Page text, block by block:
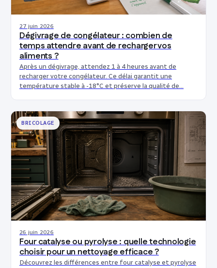
Dégivrage de congélateur : combien de
temps attendre avant de recharger vos
aliments ?
27 juin 2026
Après un dégivrage, attendez 1 à 4 heures avant de
recharger votre congélateur. Ce délai garantit une
température stable à -18°C et préserve la qualité de…
BRICOLAGE
Four catalyse ou pyrolyse : quelle technologie
choisir pour un nettoyage efficace ?
26 juin 2026
Découvrez les différences entre four catalyse et pyrolyse